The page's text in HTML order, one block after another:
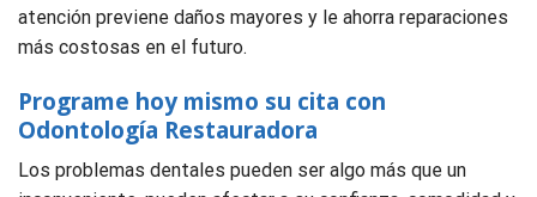
atención previene daños mayores y le ahorra reparaciones
más costosas en el futuro.
Programe hoy mismo su cita con
Odontología Restauradora
Los problemas dentales pueden ser algo más que un